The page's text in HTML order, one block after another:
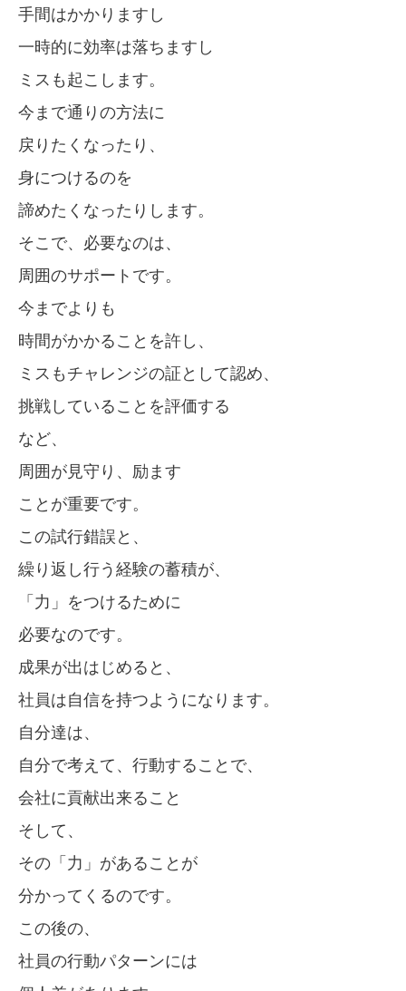
手間はかかりますし
一時的に効率は落ちますし
ミスも起こします。
今まで通りの方法に
戻りたくなったり、
身につけるのを
諦めたくなったりします。
そこで、必要なのは、
周囲のサポートです。
今までよりも
時間がかかることを許し、
ミスもチャレンジの証として認め、
挑戦していることを評価する
など、
周囲が見守り、励ます
ことが重要です。
この試行錯誤と、
繰り返し行う経験の蓄積が、
「力」をつけるために
必要なのです。
成果が出はじめると、
社員は自信を持つようになります。
自分達は、
自分で考えて、行動することで、
会社に貢献出来ること
そして、
その「力」があることが
分かってくるのです。
この後の、
社員の行動パターンには